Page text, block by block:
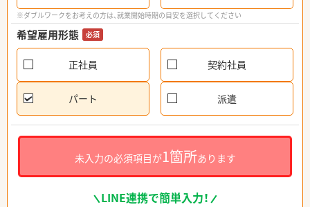
※ダブルワークをお考えの方は、就業開始時期の目安を選択してください
希望雇用形態 必須
正社員 契約社員
パート 派遣
未入力の必須項目が1箇所あります
LINE連携で簡単入力！